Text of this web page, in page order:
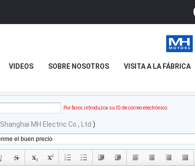
VIDEOS SOBRE NOSOTROS VISITA A LA FÁBRICA
Por favor, introduzca su ID de correo electrónico.
Shanghai MH Electric Co., Ltd. )